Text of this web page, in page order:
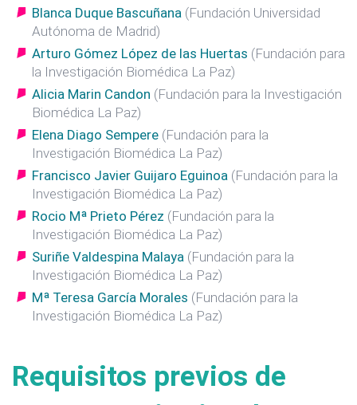
Blanca Duque Bascuñana (Fundación Universidad
Autónoma de Madrid)
Arturo Gómez López de las Huertas (Fundación para
la Investigación Biomédica La Paz)
Alicia Marin Candon (Fundación para la Investigación
Biomédica La Paz)
Elena Diago Sempere (Fundación para la
Investigación Biomédica La Paz)
Francisco Javier Guijaro Eguinoa (Fundación para la
Investigación Biomédica La Paz)
Rocio Mª Prieto Pérez (Fundación para la
Investigación Biomédica La Paz)
Suriñe Valdespina Malaya (Fundación para la
Investigación Biomédica La Paz)
Mª Teresa García Morales (Fundación para la
Investigación Biomédica La Paz)
Requisitos previos de